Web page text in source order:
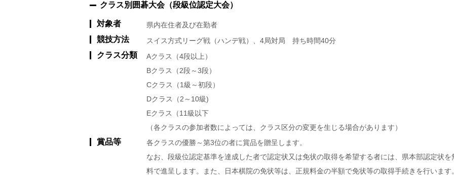
クラス別囲碁大会（段級位認定大会）
対象者 県内在住者及び在勤者
競技方法 スイス方式リーグ戦（ハンデ戦）、4局対局 持ち時間40分
クラス分類
Aクラス（4段以上）
Bクラス（2段～3段）
Cクラス（1級～初段）
Dクラス（2～10級)
Eクラス（11級以下
（各クラスの参加者数によっては、クラス区分の変更を生じる場合があります）
賞品等
各クラスの優勝～第3位の者に賞品を贈呈します。
なお、段級位認定基準を達成した者で認定状又は免状の取得を希望する者には、県本部認定状を
料で進呈します。また、日本棋院の免状等は、正規料金の半額で免状等の取得手続きを行います